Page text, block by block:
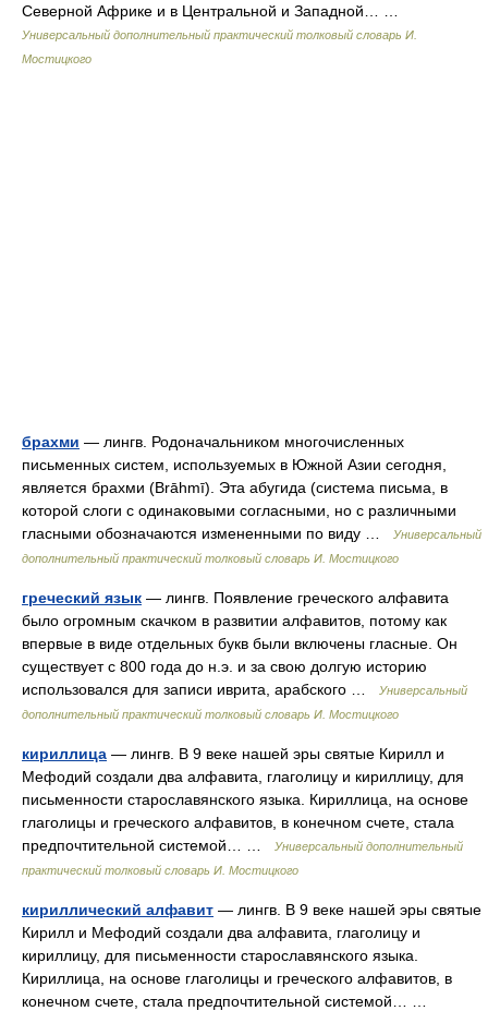
Северной Африке и в Центральной и Западной… …
Универсальный дополнительный практический толковый словарь И.
Мостицкого
брахми — лингв. Родоначальником многочисленных
письменных систем, используемых в Южной Азии сегодня,
является брахми (Brāhmī). Эта абугида (система письма, в
которой слоги с одинаковыми согласными, но с различными
гласными обозначаются измененными по виду …
Универсальный
дополнительный практический толковый словарь И. Мостицкого
греческий язык — лингв. Появление греческого алфавита
было огромным скачком в развитии алфавитов, потому как
впервые в виде отдельных букв были включены гласные. Он
существует с 800 года до н.э. и за свою долгую историю
использовался для записи иврита, арабского …
Универсальный
дополнительный практический толковый словарь И. Мостицкого
кириллица — лингв. В 9 веке нашей эры святые Кирилл и
Мефодий создали два алфавита, глаголицу и кириллицу, для
письменности старославянского языка. Кириллица, на основе
глаголицы и греческого алфавитов, в конечном счете, стала
предпочтительной системой… …
Универсальный дополнительный
практический толковый словарь И. Мостицкого
кириллический алфавит — лингв. В 9 веке нашей эры святые
Кирилл и Мефодий создали два алфавита, глаголицу и
кириллицу, для письменности старославянского языка.
Кириллица, на основе глаголицы и греческого алфавитов, в
конечном счете, стала предпочтительной системой… …